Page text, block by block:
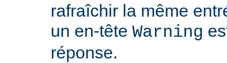
rafraîchir la même
un en-tête Warning
réponse.